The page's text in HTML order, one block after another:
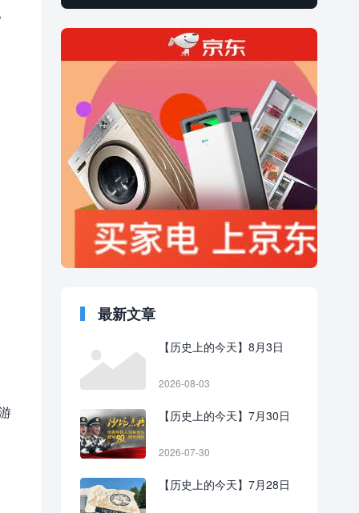
最新文章
【历史上的今天】8月3日
2026-08-03
【历史上的今天】7月30日
2026-07-30
【历史上的今天】7月28日